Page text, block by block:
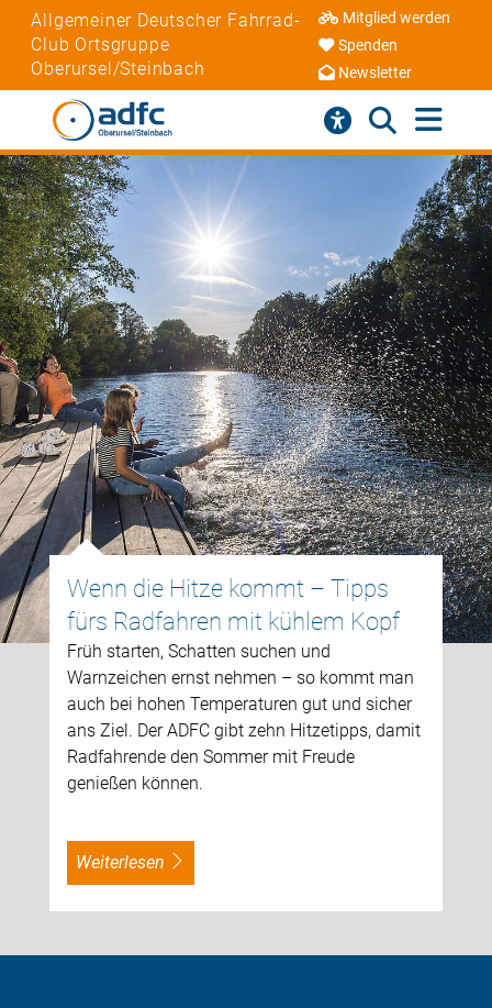
Allgemeiner Deutscher Fahrrad-
Club Ortsgruppe
Oberursel/Steinbach
Mitglied werden
Spenden
Newsletter
Wenn die Hitze kommt – Tipps
fürs Radfahren mit kühlem Kopf
Früh starten, Schatten suchen und
Warnzeichen ernst nehmen – so kommt man
auch bei hohen Temperaturen gut und sicher
ans Ziel. Der ADFC gibt zehn Hitzetipps, damit
Radfahrende den Sommer mit Freude
genießen können.
weiterlesen